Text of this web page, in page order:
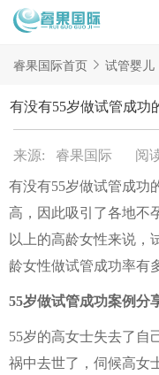
首页
试管项目
试管百科
试管医院
睿果国际
睿果国际首页 试管婴儿
有没有55岁做试管成功
来源: 睿果国际 阅
有没有55岁做试管成功
高，因此吸引了各地不
以上的高龄女性来说，
龄女性做试管成功率有
55岁做试管成功案例分
55岁的高女士失去了自
祸中去世了，伺候高女